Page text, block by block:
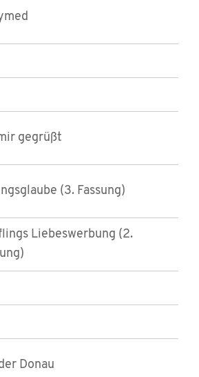
gegrüßt
(3. Fassung)
Liebeswerbung (2.
Donau